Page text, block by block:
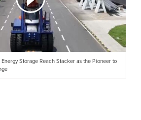
Storage Reach Stacker as the Pioneer to